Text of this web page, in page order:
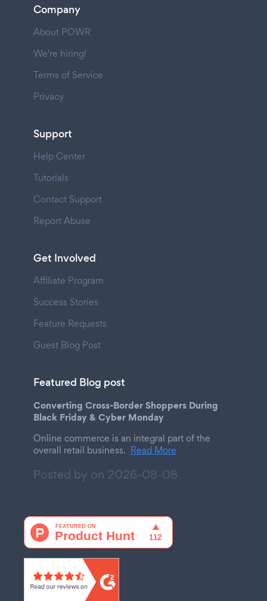
Company
About POWR
We're hiring!
Terms of Service
Privacy
Support
Help Center
Tutorials
Contact Support
Report Abuse
Get Involved
Affiliate Program
Success Stories
Feature Requests
Guest Blog Post
Featured Blog post
Converting Cross-Border Shoppers During
Black Friday & Cyber Monday
Online commerce is an integral part of the
overall retail business. Read More
Posted by on 2026-08-08